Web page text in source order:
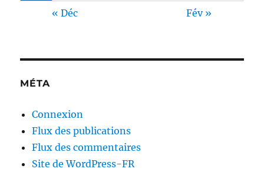
« Déc Fév »
MÉTA
Connexion
Flux des publications
Flux des commentaires
Site de WordPress-FR